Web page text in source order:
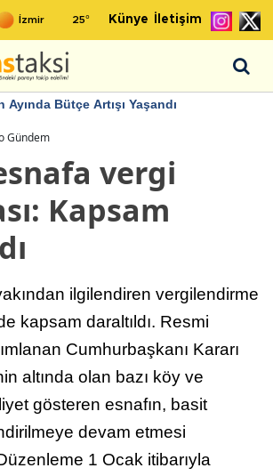
25° Künye İletişim
Ayında Bütçe Artışı Yaşandı
Gündem
vergi
Kapsam
ilgilendiren vergilendirme
kapsam daraltıldı. Resmi
Cumhurbaşkanı Kararı
altında olan bazı köy ve
gösteren esnafın, basit
devam etmesi
1 Ocak itibarıyla